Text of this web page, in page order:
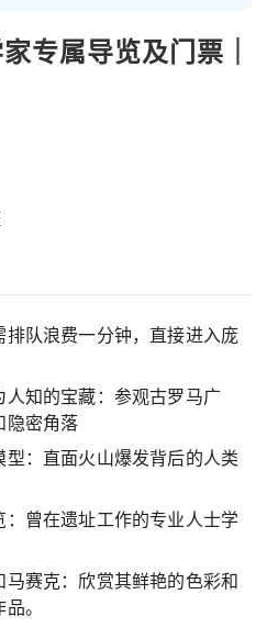
专属导览及门票｜
排队浪费一分钟，直接进入庞
知的宝藏：参观古罗马广
隐密角落
：直面火山爆发背后的人类
曾在遗址工作的专业人士学
赛克：欣赏其鲜艳的色彩和
。